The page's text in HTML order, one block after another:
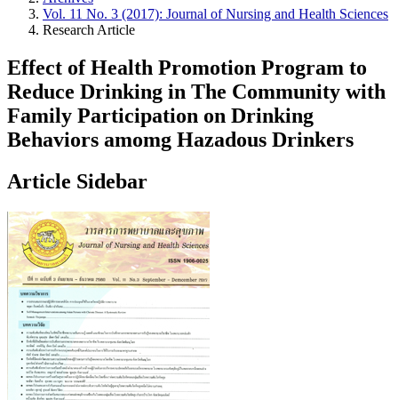
Vol. 11 No. 3 (2017): Journal of Nursing and Health Sciences
Research Article
Effect of Health Promotion Program to
Reduce Drinking in The Community with
Family Participation on Drinking
Behaviors amomg Hazadous Drinkers
Article Sidebar